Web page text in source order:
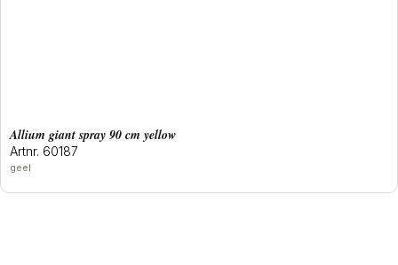
allium giant spray 90 cm yellow
Artnr. 60187
geel